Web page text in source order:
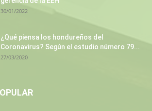
30/01/2022
¿Qué piensa los hondureños del
Coronavirus? Según el estudio número 79...
27/03/2020